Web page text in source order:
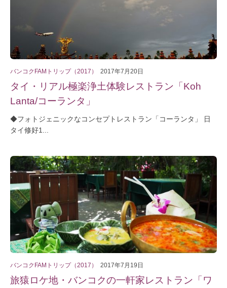
バンコクFAMトリップ（2017） 2017年7月20日
タイ・リアル極楽浄土体験レストラン「Koh
Lanta/コーランタ」
◆フォトジェニックなコンセプトレストラン「コーランタ」 日
タイ修好1...
バンコクFAMトリップ（2017） 2017年7月19日
旅猿ロケ地・バンコクの一軒家レストラン「ワ